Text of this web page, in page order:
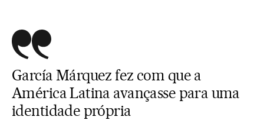
García Márquez fez com que a
América Latina avançasse para uma
identidade própria